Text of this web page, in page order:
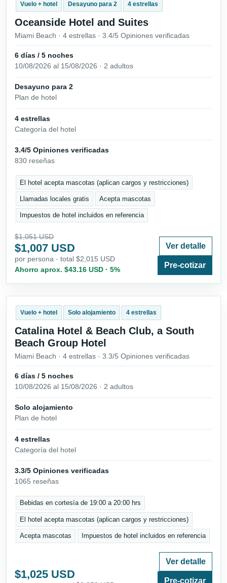
Vuelo + hotel Desayuno para 2 4 estrellas
Oceanside Hotel and Suites
Miami Beach · 4 estrellas · 3.4/5 Opiniones verificadas
6 días / 5 noches
10/08/2026 al 15/08/2026 · 2 adultos
Desayuno para 2
Plan de hotel
4 estrellas
Categoría del hotel
3.4/5 Opiniones verificadas
830 reseñas
El hotel acepta mascotas (aplican cargos y restricciones)
Llamadas locales gratis Acepta mascotas
Impuestos de hotel incluidos en referencia
$1,051 USD
$1,007 USD
por persona · total $2,015 USD
Ahorro aprox. $43.16 USD · 5%
Ver detalle
Pre-cotizar
Vuelo + hotel Solo alojamiento 4 estrellas
Catalina Hotel & Beach Club, a South
Beach Group Hotel
Miami Beach · 4 estrellas · 3.3/5 Opiniones verificadas
6 días / 5 noches
10/08/2026 al 15/08/2026 · 2 adultos
Solo alojamiento
Plan de hotel
4 estrellas
Categoría del hotel
3.3/5 Opiniones verificadas
1065 reseñas
Bebidas en cortesía de 19:00 a 20:00 hrs
El hotel acepta mascotas (aplican cargos y restricciones)
Acepta mascotas Impuestos de hotel incluidos en referencia
$1,025 USD
Ver detalle
Pre-cotizar